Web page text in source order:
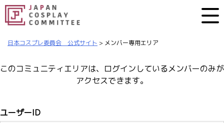
日本コスプレ委員会 公式サイト > メンバー専用エリア
このコミュニティエリアは、ログインしているメンバーのみが
アクセスできます。
ユーザーID